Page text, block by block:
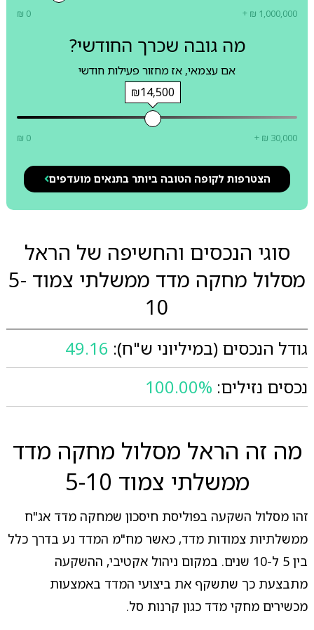
₪ 0 + ₪ 1,000,000
מה גובה שכרך החודשי?
אם עצמאי, אז מחזור פעילות חודשי
₪14,500
₪ 0 + ₪ 30,000
הצטרפות לקופה הטובה ביותר בתנאים מועדפים
סוגי הנכסים והחשיפה של הראל
מסלול מחקה מדד ממשלתי צמוד 5-
10
גודל הנכסים (במיליוני ש"ח): 49.16
נכסים נזילים: 100.00%
מה זה הראל מסלול מחקה מדד
ממשלתי צמוד 5-10
זהו מסלול השקעה בפוליסת חיסכון שמחקה מדד אג"ח
ממשלתיות צמודות מדד, כאשר מח"מ המדד נע בדרך כלל
בין 5 ל-10 שנים. במקום ניהול אקטיבי, ההשקעה
מתבצעת כך שתשקף את ביצועי המדד באמצעות
מכשירים מחקי מדד כגון קרנות סל.